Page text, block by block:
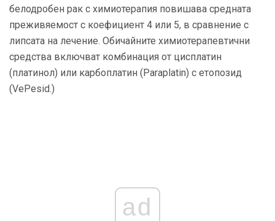
белодробен рак с химиотерапия повишава средната
преживяемост с коефициент 4 или 5, в сравнение с
липсата на лечение. Обичайните химиотерапевтични
средства включват комбинация от цисплатин
(платинол) или карбоплатин (Paraplatin) с етопозид
(VePesid.)
ad